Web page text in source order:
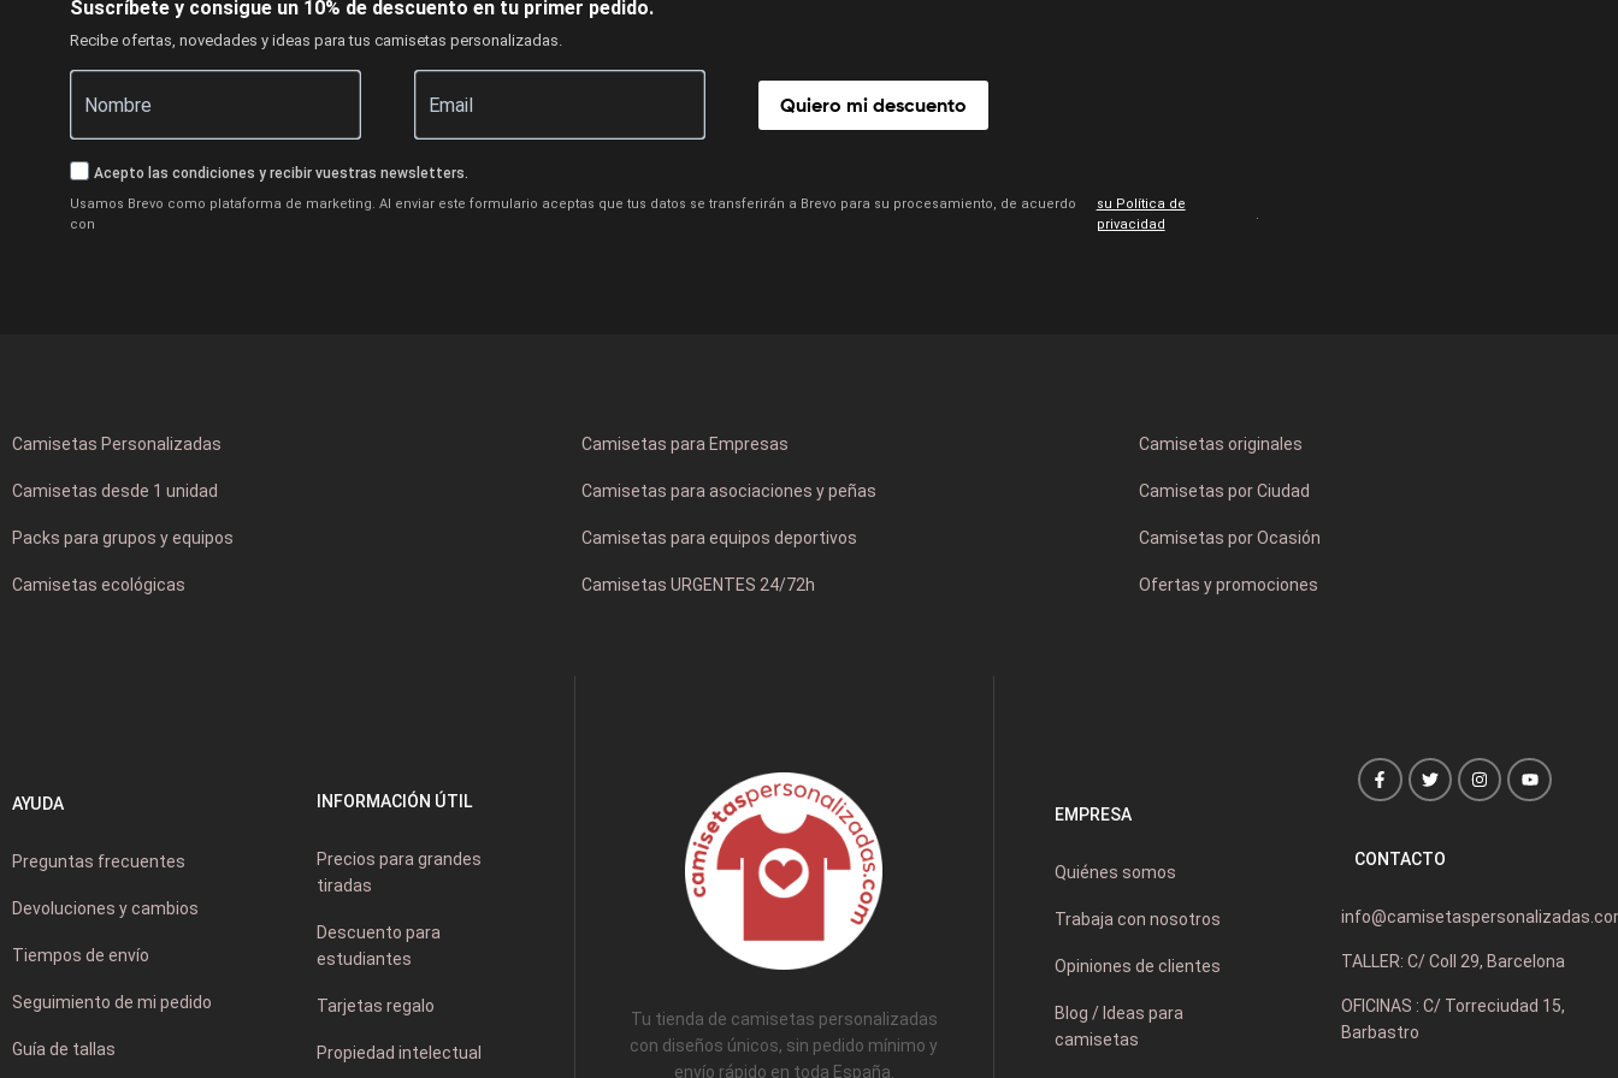
Suscríbete y consigue un 10% de descuento en tu primer pedido.
Recibe ofertas, novedades y ideas para tus camisetas personalizadas.
Quiero mi descuento
Acepto las condiciones y recibir vuestras newsletters.
Usamos Brevo como plataforma de marketing. Al enviar este formulario aceptas que tus datos se transferirán a Brevo para su procesamiento, de acuerdo
con
su Política de
privacidad
.
Camisetas Personalizadas
Camisetas desde 1 unidad
Packs para grupos y equipos
Camisetas ecológicas
Camisetas para Empresas
Camisetas para asociaciones y peñas
Camisetas para equipos deportivos
Camisetas URGENTES 24/72h
Camisetas originales
Camisetas por Ciudad
Camisetas por Ocasión
Ofertas y promociones
AYUDA
Preguntas frecuentes
Devoluciones y cambios
Tiempos de envío
Seguimiento de mi pedido
Guía de tallas
INFORMACIÓN ÚTIL
Precios para grandes
tiradas
Descuento para
estudiantes
Tarjetas regalo
Propiedad intelectual
Tu tienda de camisetas personalizadas
con diseños únicos, sin pedido mínimo y
envío rápido en toda España.
EMPRESA
Quiénes somos
Trabaja con nosotros
Opiniones de clientes
Blog / Ideas para
camisetas
CONTACTO
TALLER: C/ Coll 29, Barcelona
OFICINAS : C/ Torreciudad 15,
Barbastro